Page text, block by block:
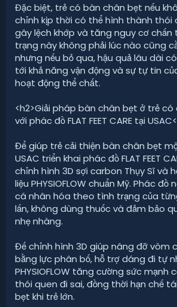
Đặc biệt, trẻ có bàn chân bẹt nếu
chỉnh kịp thời có thể hình thành thói
gây lệch khớp và tăng nguy cơ chấn
trạng này không phải lúc nào cũng
nhưng nếu bỏ qua, hậu quả lâu dài
tới khả năng vận động và sự tự tin
hoạt động thể chất.
<h2>Giải pháp bàn chân bẹt ở trẻ
với phác đồ FLAT FEET CARE tại
Để giúp trẻ cải thiện bàn chân bẹt
USAC triển khai phác đồ FLAT FEET
chỉnh hình 3D sợi carbon Thụy Sĩ và
liệu PHYSIOFLOW chuẩn Mỹ. Phác
cá nhân hóa theo tình trạng của
lấn, không dùng thuốc và đảm bảo
nhẹ nhàng.
Đế chỉnh hình 3D giúp nâng đỡ vòm
bằng lực phân bố, hỗ trợ dáng đi tự
PHYSIOFLOW tăng cường sức mạnh
thói quen đi sai, đồng thời hạn chế
bẹt khi trẻ lớn.